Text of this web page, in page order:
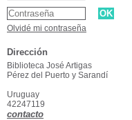
Olvidé mi contraseña
Dirección
Biblioteca José Artigas
Pérez del Puerto y Sarandí
Uruguay
42247119
contacto